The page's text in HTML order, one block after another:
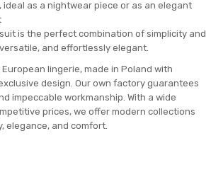
ideal as a nightwear piece or as an elegant
is the perfect combination of simplicity and
and effortlessly elegant.
lingerie, made in Poland with
design. Our own factory guarantees
impeccable workmanship. With a wide
prices, we offer modern collections
elegance, and comfort.